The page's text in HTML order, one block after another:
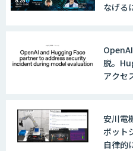
なげる
脱。
アクセ
安川電
ボット
自律的